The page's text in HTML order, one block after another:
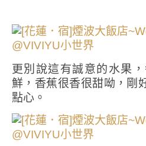
更別說這有誠意的水果
鮮，香蕉很香很甜呦，剛
點心。